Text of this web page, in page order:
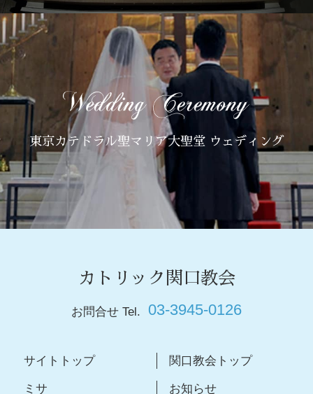
東京カテドラル聖マリア大聖堂 ウェディング
カトリック関口教会
お問合せ Tel. 03-3945-0126
サイトトップ 関口教会トップ
ミサ お知らせ